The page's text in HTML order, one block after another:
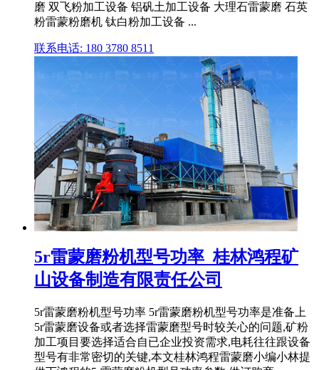
磨 双飞粉加工设备 铝矾土加工设备 大理石雷蒙磨 石英
粉雷蒙粉磨机 钛白粉加工设备 ...
联系电话: 180 3780 8511
5r雷蒙磨粉机型号功率_桂林鸿程矿
山设备制造有限责任公司
5r雷蒙磨粉机型号功率 5r雷蒙磨粉机型号功率是准备上
5r雷蒙磨设备或者选择雷蒙磨型号时较关心的问题,矿粉
加工项目要选择适合自已企业投资需求,电耗往往跟设备
型号有非常密切的关键,本文桂林鸿程雷蒙磨小编小林提